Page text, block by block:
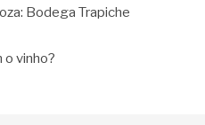
Bodega Trapiche
o vinho?